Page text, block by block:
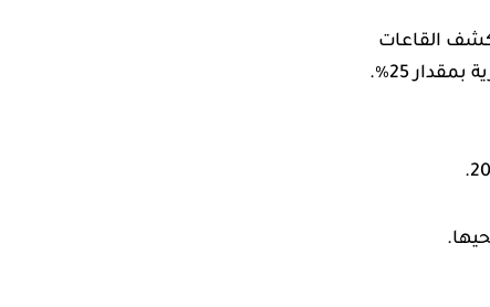
القاعات
25٪.